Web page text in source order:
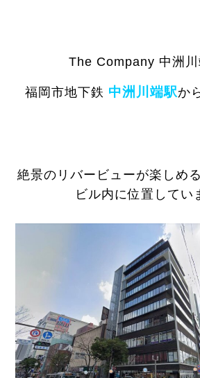
The Company 中洲
福岡市地下鉄 中洲川端駅か
絶景のリバービューが楽しめ
ビル内に位置してい